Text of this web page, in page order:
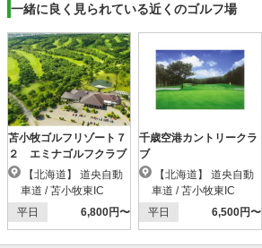
一緒に良く見られている近くのゴルフ場
苫小牧ゴルフリゾート７
２ エミナゴルフクラブ
車道 / 苫小牧東IC
平日
6,800円〜
千歳空港カントリークラ
ブ
車道 / 苫小牧東IC
平日
6,500円〜